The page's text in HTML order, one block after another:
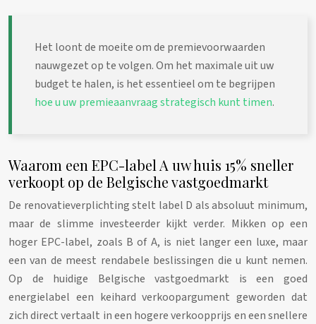
Het loont de moeite om de premievoorwaarden
nauwgezet op te volgen. Om het maximale uit uw
budget te halen, is het essentieel om te begrijpen
hoe u uw premieaanvraag strategisch kunt timen.
Waarom een EPC-label A uw huis 15% sneller
verkoopt op de Belgische vastgoedmarkt
De renovatieverplichting stelt label D als absoluut minimum,
maar de slimme investeerder kijkt verder. Mikken op een
hoger EPC-label, zoals B of A, is niet langer een luxe, maar
een van de meest rendabele beslissingen die u kunt nemen.
Op de huidige Belgische vastgoedmarkt is een goed
energielabel een keihard verkoopargument geworden dat
zich direct vertaalt in een hogere verkoopprijs en een snellere